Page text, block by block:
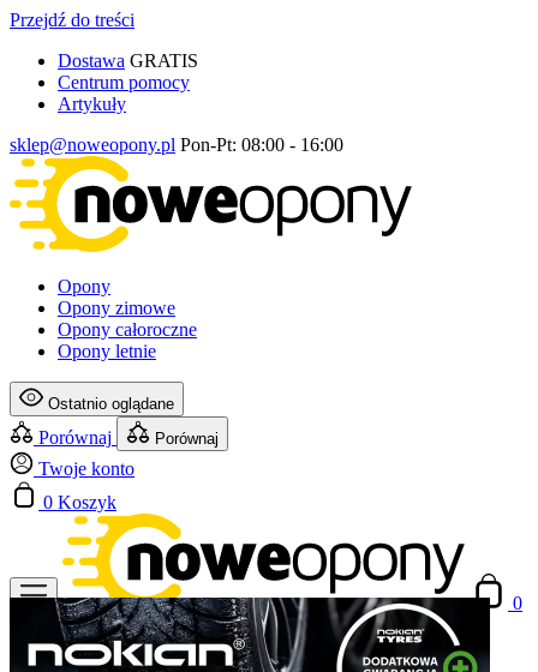
Przejdź do treści
Dostawa GRATIS
Centrum pomocy
Artykuły
sklep@noweopony.pl Pon-Pt: 08:00 - 16:00
Opony
Opony zimowe
Opony całoroczne
Opony letnie
Ostatnio oglądane
Porównaj Porównaj
Twoje konto
0 Koszyk
0